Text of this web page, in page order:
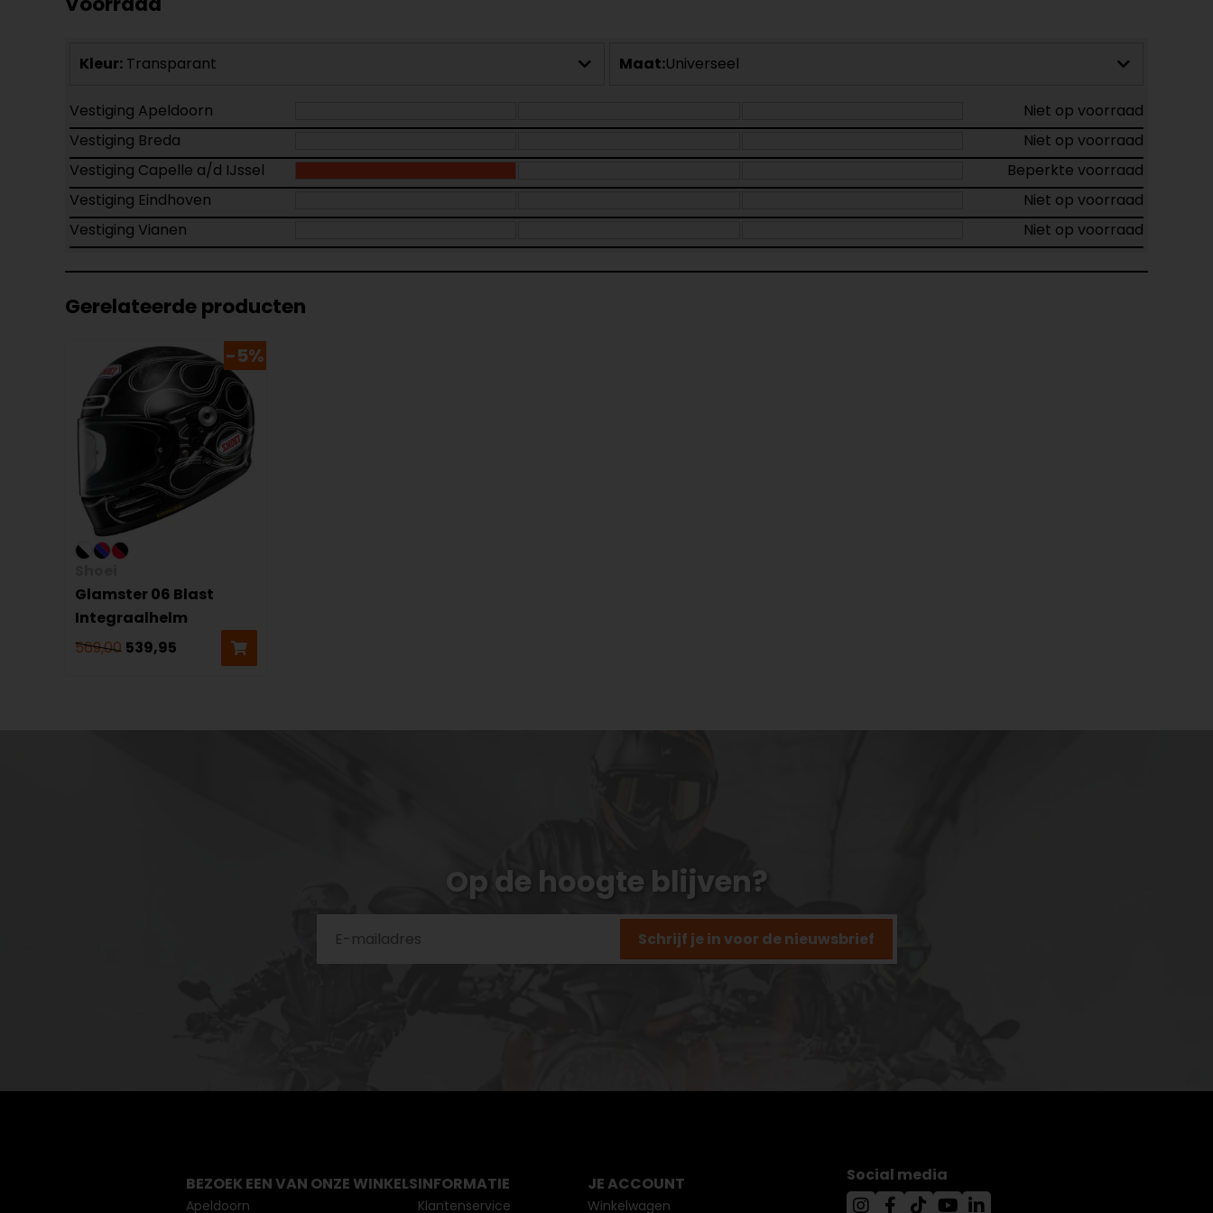
Kleur: Transparant Maat:Universeel
Vestiging Apeldoorn
Niet op voorraad
Vestiging Breda
Niet op voorraad
Vestiging Capelle a/d IJssel
Beperkte voorraad
Vestiging Eindhoven
Niet op voorraad
Vestiging Vianen
Niet op voorraad
Gerelateerde producten
-5%
Glamster 06 Blast
Integraalhelm
569,00 539,95
Op de hoogte blijven?
Schrijf je in voor de nieuwsbrief
BEZOEK EEN VAN ONZE WINKELS
Apeldoorn
INFORMATIE
Klantenservice
JE ACCOUNT
Winkelwagen
Social media